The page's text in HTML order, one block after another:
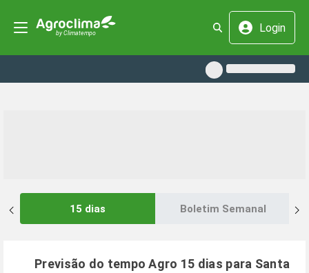
Login
15 dias Boletim Semanal
Previsão do tempo Agro 15 dias para Santa